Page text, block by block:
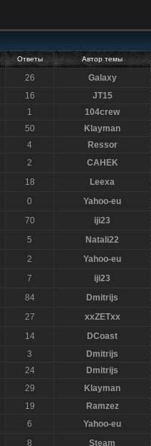
Ответы Автор темы
26 Galaxy
16 JT15
1 104crew
50 Klayman
4 Ressor
2 CAHEK
18 Leexa
0 Yahoo-eu
70 iji23
5 Natali22
2 Yahoo-eu
7 iji23
84 Dmitrijs
27 xxZETxx
14 DCoast
3 Dmitrijs
24 Dmitrijs
29 Klayman
19 Ramzez
6 Yahoo-eu
8 Steam